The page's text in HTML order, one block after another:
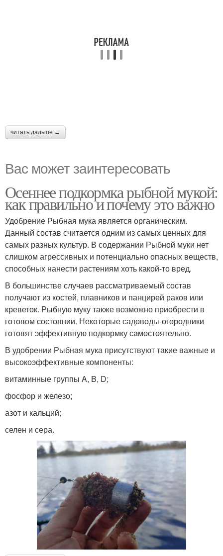
читать дальше →
Вас может заинтересовать
Осеннее подкормка рыбной мукой:
как правильно и почему это важно
Удобрение Рыбная мука является органическим.
Данный состав считается одним из самых ценных для
самых разных культур. В содержании Рыбной муки нет
слишком агрессивных и потенциально опасных веществ,
способных нанести растениям хоть какой-то вред.
В большинстве случаев рассматриваемый состав
получают из костей, плавников и панцирей раков или
креветок. Рыбную муку также возможно приобрести в
готовом состоянии. Некоторые садоводы-огородники
готовят эффективную подкормку самостоятельно.
В удобрении Рыбная мука присутствуют такие важные и
высокоэффективные компоненты:
витаминные группы A, B, D;
фосфор и железо;
азот и кальций;
селен и сера.